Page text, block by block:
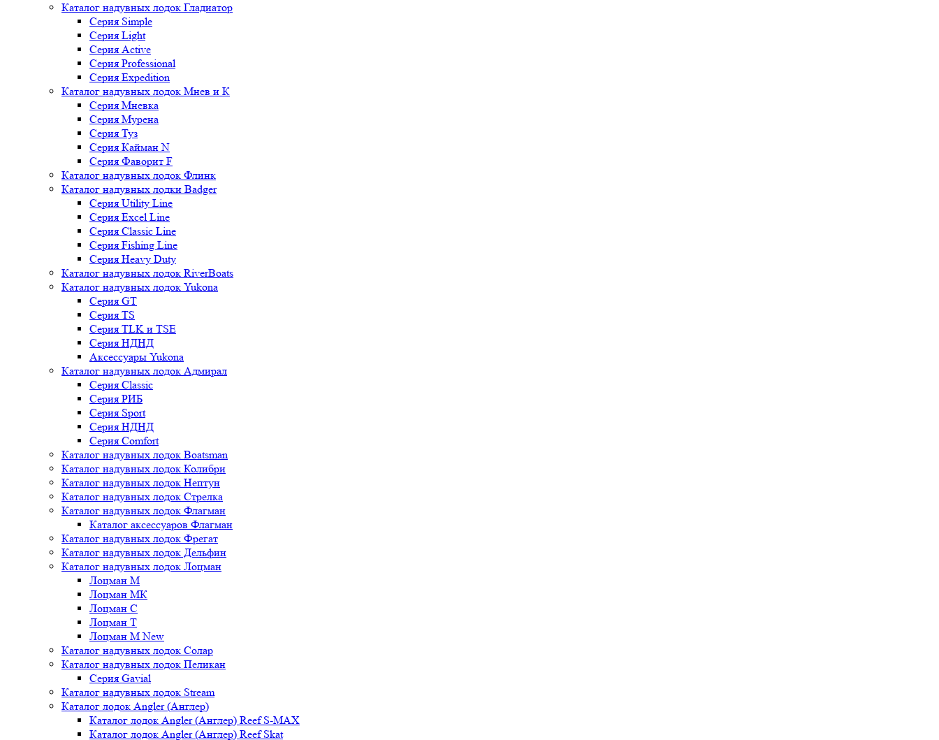
Каталог надувных лодок Гладиатор
Серия Simple
Серия Light
Серия Active
Серия Professional
Серия Expedition
Каталог надувных лодок Мнев и К
Серия Мневка
Серия Мурена
Серия Туз
Серия Кайман N
Серия Фаворит F
Каталог надувных лодок Флинк
Каталог надувных лодки Badger
Серия Utility Line
Серия Excel Line
Серия Classic Line
Серия Fishing Line
Серия Heavy Duty
Каталог надувных лодок RiverBoats
Каталог надувных лодок Yukona
Серия GT
Серия TS
Серия TLK и TSE
Серия НДНД
Аксессуары Yukona
Каталог надувных лодок Адмирал
Серия Classic
Серия РИБ
Серия Sport
Серия НДНД
Серия Comfort
Каталог надувных лодок Boatsman
Каталог надувных лодок Колибри
Каталог надувных лодок Нептун
Каталог надувных лодок Стрелка
Каталог надувных лодок Флагман
Каталог аксессуаров Флагман
Каталог надувных лодок Фрегат
Каталог надувных лодок Дельфин
Каталог надувных лодок Лоцман
Лоцман М
Лоцман МК
Лоцман С
Лоцман Т
Лоцман М New
Каталог надувных лодок Солар
Каталог надувных лодок Пеликан
Серия Gavial
Каталог надувных лодок Stream
Каталог лодок Angler (Англер)
Каталог лодок Angler (Англер) Reef S-MAX
Каталог лодок Angler (Англер) Reef Skat